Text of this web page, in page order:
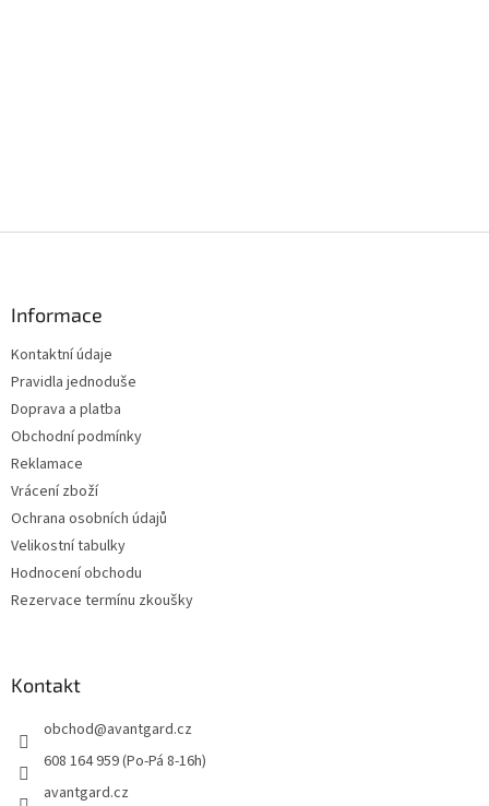
Informace
Kontaktní údaje
Pravidla jednoduše
Doprava a platba
Obchodní podmínky
Reklamace
Vrácení zboží
Ochrana osobních údajů
Velikostní tabulky
Hodnocení obchodu
Rezervace termínu zkoušky
Kontakt
obchod@avantgard.cz
608 164 959 (Po-Pá 8-16h)
avantgard.cz